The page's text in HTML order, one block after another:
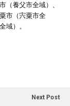
（養父市全域）、
市（宍粟市全
域）。
Next Post